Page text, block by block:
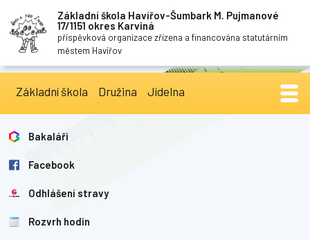
Základní škola Havířov-Šumbark M. Pujmanové
17/1151 okres Karviná
příspěvková organizace zřízena a financována statutárním
městem Havířov
Základní škola Družina Jídelna
Bakaláři
Facebook
Odhlášení stravy
Rozvrh hodin